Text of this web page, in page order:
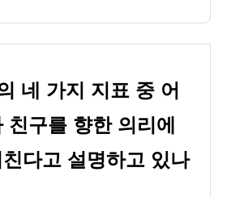
네 가지 지표 중 어
친구를 향한 의리에
다고 설명하고 있나